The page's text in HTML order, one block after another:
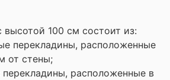
высотой 100 см состоит из:
перекладины, расположенные
от стены;
перекладины, расположенные в